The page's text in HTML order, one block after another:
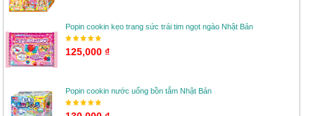
Popin cookin kẹo trang sức trái tim ngọt ngào Nhật Bản
125,000 ₫
Popin cookin nước uống bồn tắm Nhật Bản